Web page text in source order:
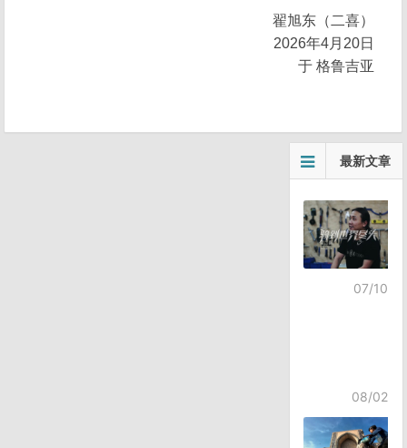
翟旭东（二喜）
2026年4月20日
于 格鲁吉亚
最新文章
07/10
08/02